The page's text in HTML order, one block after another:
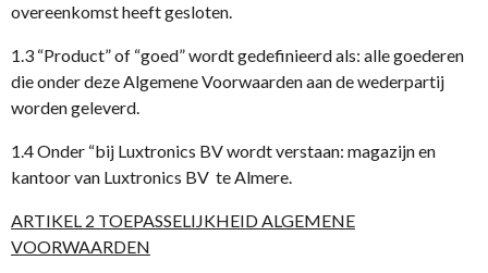
overeenkomst heeft gesloten.
1.3 “Product” of “goed” wordt gedefinieerd als: alle goederen
die onder deze Algemene Voorwaarden aan de wederpartij
worden geleverd.
1.4 Onder “bij Luxtronics BV wordt verstaan: magazijn en
kantoor van Luxtronics BV te Almere.
ARTIKEL 2 TOEPASSELIJKHEID ALGEMENE
VOORWAARDEN